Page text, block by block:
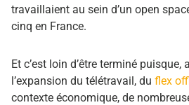
travaillaient au sein d’un open
cinq en France.
Et c’est loin d’être terminé puisque,
l’expansion du télétravail, du flex
contexte économique, de